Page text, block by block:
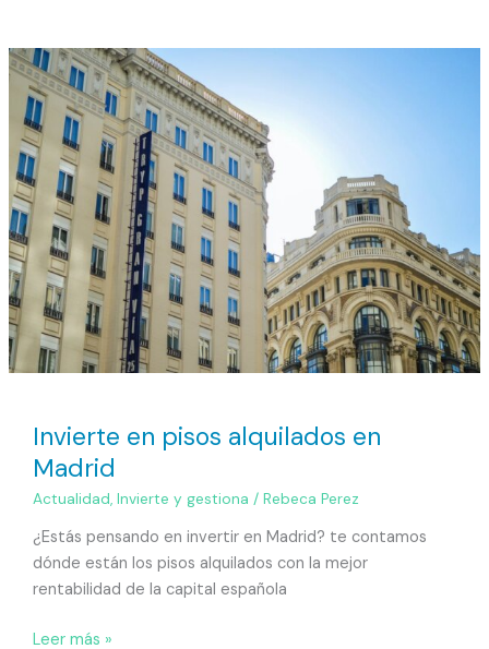
Invierte en pisos alquilados en
Madrid
Actualidad, Invierte y gestiona / Rebeca Perez
¿Estás pensando en invertir en Madrid? te contamos
dónde están los pisos alquilados con la mejor
rentabilidad de la capital española
Invierte
en
pisos
alquilados
en
Madrid
Leer más »